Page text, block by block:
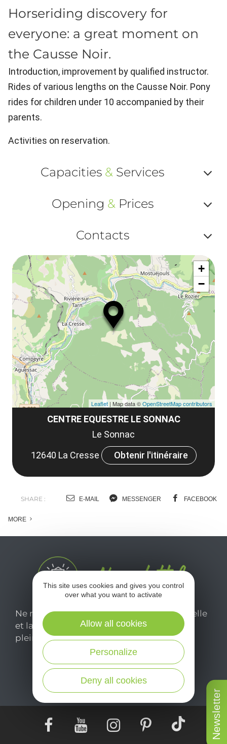
Newsletter
Horseriding discovery for
everyone: a great moment on
the Causse Noir.
Introduction, improvement by qualified instructor.
Rides of various lengths on the Causse Noir. Pony
rides for children under 10 accompanied by their
parents.
Activities on reservation.
Capacities & Services
ou
Opening &Prices
ou
Contacts
ou
CENTRE EQUESTRE LE SONNAC
Le Sonnac
12640 La Cresse
Obtenir l'itinéraire
+
−
Leaflet | Map data ©OpenStreetMap contributors
SHARE : E-MAIL MESSENGER FACEBOOK
MORE
Ne manquez pas notre newsletter mensuelle
et laissez-vous inspirer pour profiter
pleinement de votre séjour en Aveyron.
Je m'abonne ici
This site uses cookies and gives you control
over what you want to activate
Deny all cookies
Personalize
Allow all cookies